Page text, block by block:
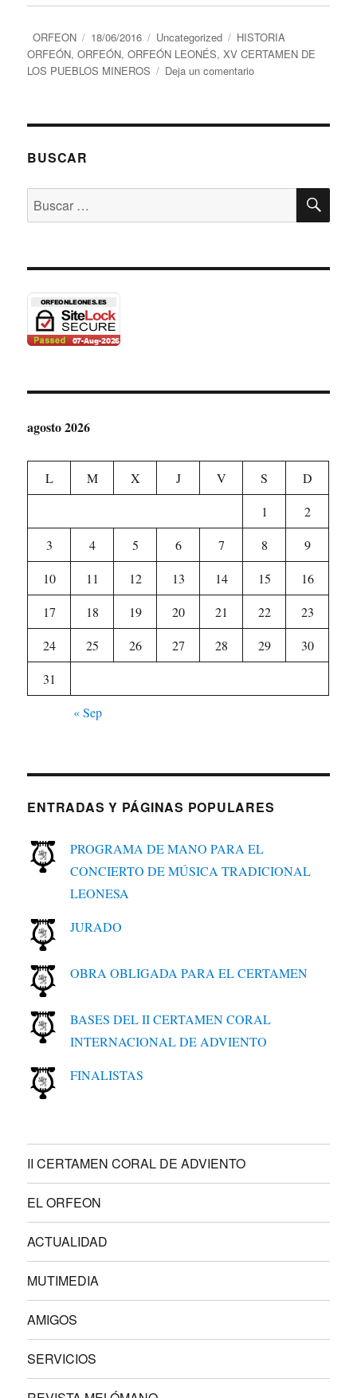
Autor
ORFEON
Publicado
el
18/06/2016 Categorías
Uncategorized Etiquetas
HISTORIA
ORFEÓN,ORFEÓN,ORFEÓN LEONÉS,XV CERTAMEN DE
LOS PUEBLOS MINEROS
Deja un comentarioen
BUSCAR
Buscar
por:
agosto 2026
L M X J V S
D
1
2
3
4 5 6 7 8
9
10
11 12 13 14 15
16
17
18 19 20 21 22
23
24
25 26 27 28 29
30
31
« Sep
ENTRADAS Y PÁGINAS POPULARES
PROGRAMA DE MANO PARA EL
CONCIERTO DE MÚSICA TRADICIONAL
LEONESA
JURADO
OBRA OBLIGADA PARA EL CERTAMEN
BASES DEL II CERTAMEN CORAL
INTERNACIONAL DE ADVIENTO
FINALISTAS
II CERTAMEN CORAL DE ADVIENTO
EL ORFEON
ACTUALIDAD
MUTIMEDIA
AMIGOS
SERVICIOS